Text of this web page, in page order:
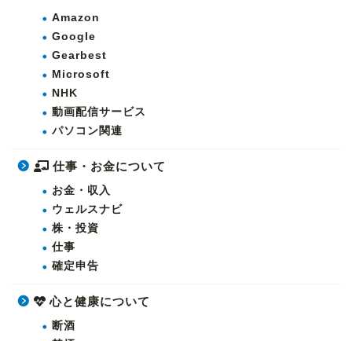
Amazon
Google
Gearbest
Microsoft
NHK
動画配信サービス
パソコン関連
仕事・お金について
お金・収入
ウェルスナビ
株・投資
仕事
確定申告
心と健康について
断酒